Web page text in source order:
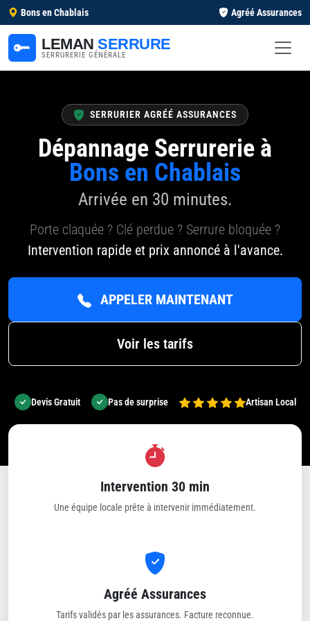
Bons en Chablais Agréé Assurances
LEMAN SERRURE
SERRURERIE GÉNÉRALE
SERRURIER AGRÉÉ ASSURANCES
Dépannage Serrurerie à
Bons en Chablais
Arrivée en 30 minutes.
Porte claquée ? Clé perdue ? Serrure bloquée ?
Intervention rapide et prix annoncé à l'avance.
APPELER MAINTENANT
Voir les tarifs
Devis Gratuit Pas de surprise Artisan Local
Intervention 30 min
Une équipe locale prête à intervenir immédiatement.
Agréé Assurances
Tarifs validés par les assurances. Facture reconnue.